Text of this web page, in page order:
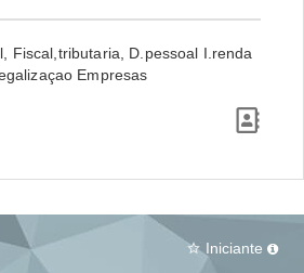
Fiscal,tributaria, D.pessoal I.renda
Empresas
star_border Iniciante